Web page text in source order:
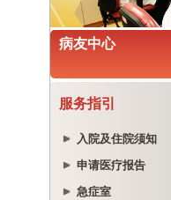
病友中心
服务指引
入院及住院须知
申请医疗报告
急症室